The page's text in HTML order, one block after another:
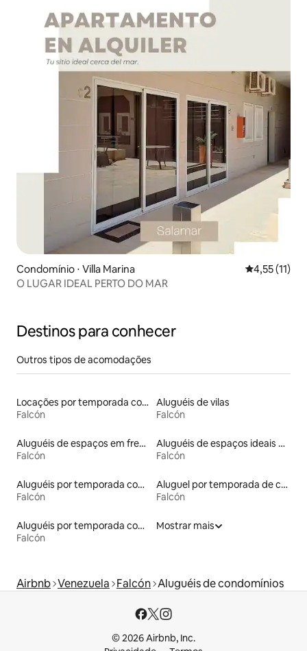
Condomínio ⋅ Villa Marina 4,55 de uma
4,55 (11)
O LUGAR IDEAL PERTO DO MAR
Destinos para conhecer
Outros tipos de acomodações
Locações por temporada com piscina
Falcón
Aluguéis de vilas
Falcón
Aluguéis de espaços em frente à praia
Falcón
Aluguéis de espaços ideais para famílias
Falcón
Aluguéis por temporada com banheira de hidromassagem
Falcón
Aluguel por temporada de casas de veraneio
Falcón
Aluguéis por temporada com café da manhã
Falcón
Mostrar mais
Airbnb Venezuela Falcón Aluguéis de condomínios
© 2026 Airbnb, Inc.